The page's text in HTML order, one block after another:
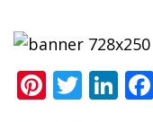
Pi T Li